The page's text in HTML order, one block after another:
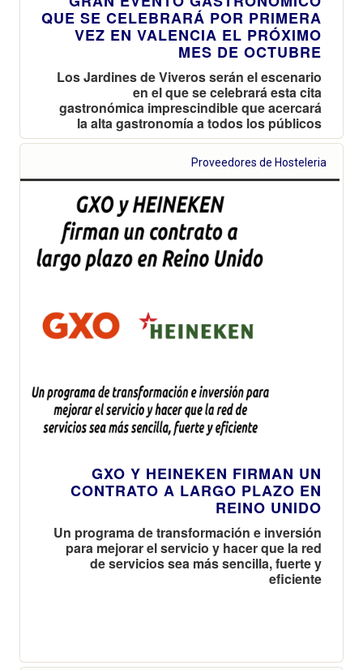
QUE SE CELEBRARÁ POR PRIMERA
VEZ EN VALENCIA EL PRÓXIMO
MES DE OCTUBRE
Los Jardines de Viveros serán el escenario
en el que se celebrará esta cita
gastronómica imprescindible que acercará
la alta gastronomía a todos los públicos
Proveedores de Hosteleria
GXO Y HEINEKEN FIRMAN UN
CONTRATO A LARGO PLAZO EN
REINO UNIDO
Un programa de transformación e inversión
para mejorar el servicio y hacer que la red
de servicios sea más sencilla, fuerte y
eficiente